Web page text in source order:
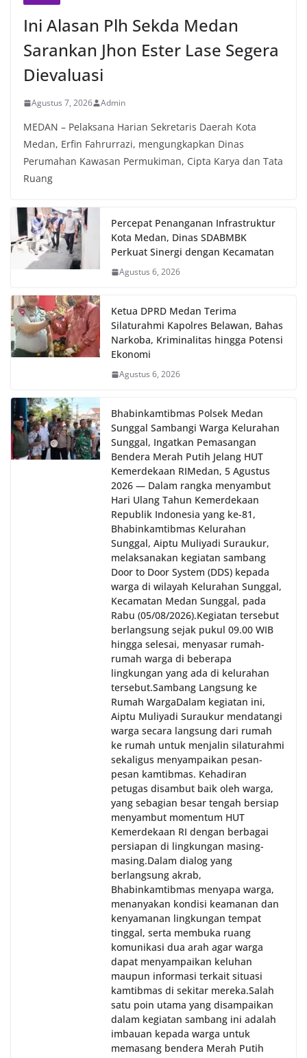
Ini Alasan Plh Sekda Medan
Sarankan Jhon Ester Lase Segera
Dievaluasi
Agustus 7, 2026 Admin
MEDAN – Pelaksana Harian Sekretaris Daerah Kota
Medan, Erfin Fahrurrazi, mengungkapkan Dinas
Perumahan Kawasan Permukiman, Cipta Karya dan Tata
Ruang
Percepat Penanganan Infrastruktur
Kota Medan, Dinas SDABMBK
Perkuat Sinergi dengan Kecamatan
Agustus 6, 2026
Ketua DPRD Medan Terima
Silaturahmi Kapolres Belawan, Bahas
Narkoba, Kriminalitas hingga Potensi
Ekonomi
Agustus 6, 2026
Bhabinkamtibmas Polsek Medan
Sunggal Sambangi Warga Kelurahan
Sunggal, Ingatkan Pemasangan
Bendera Merah Putih Jelang HUT
Kemerdekaan RI‎‎Medan, 5 Agustus
2026 — Dalam rangka menyambut
Hari Ulang Tahun Kemerdekaan
Republik Indonesia yang ke-81,
Bhabinkamtibmas Kelurahan
Sunggal, Aiptu Muliyadi Suraukur,
melaksanakan kegiatan sambang
Door to Door System (DDS) kepada
warga di wilayah Kelurahan Sunggal,
Kecamatan Medan Sunggal, pada
Rabu (05/08/2026).‎‎Kegiatan tersebut
berlangsung sejak pukul 09.00 WIB
hingga selesai, menyasar rumah-
rumah warga di beberapa
lingkungan yang ada di kelurahan
tersebut.‎Sambang Langsung ke
Rumah Warga‎Dalam kegiatan ini,
Aiptu Muliyadi Suraukur mendatangi
warga secara langsung dari rumah
ke rumah untuk menjalin silaturahmi
sekaligus menyampaikan pesan-
pesan kamtibmas. Kehadiran
petugas disambut baik oleh warga,
yang sebagian besar tengah bersiap
menyambut momentum HUT
Kemerdekaan RI dengan berbagai
persiapan di lingkungan masing-
masing.‎Dalam dialog yang
berlangsung akrab,
Bhabinkamtibmas menyapa warga,
menanyakan kondisi keamanan dan
kenyamanan lingkungan tempat
tinggal, serta membuka ruang
komunikasi dua arah agar warga
dapat menyampaikan keluhan
maupun informasi terkait situasi
kamtibmas di sekitar mereka.‎‎‎Salah
satu poin utama yang disampaikan
dalam kegiatan sambang ini adalah
imbauan kepada warga untuk
memasang bendera Merah Putih